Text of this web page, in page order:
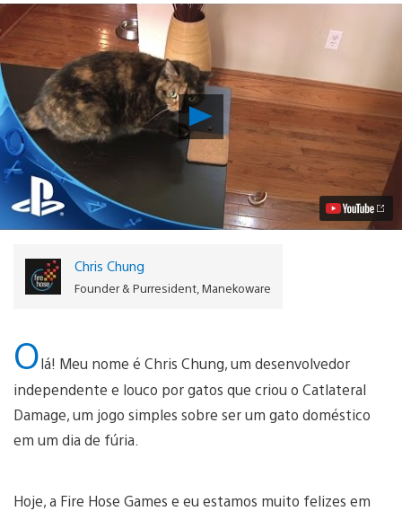
Reproduzir
Catlateral
Damage
Salta
Direto
para
seu
de
Chris Chung
Founder & Purresident, Manekoware
Olá! Meu nome é Chris Chung, um desenvolvedor
independente e louco por gatos que criou o Catlateral
Damage, um jogo simples sobre ser um gato doméstico
em um dia de fúria.
Hoje, a Fire Hose Games e eu estamos muito felizes em